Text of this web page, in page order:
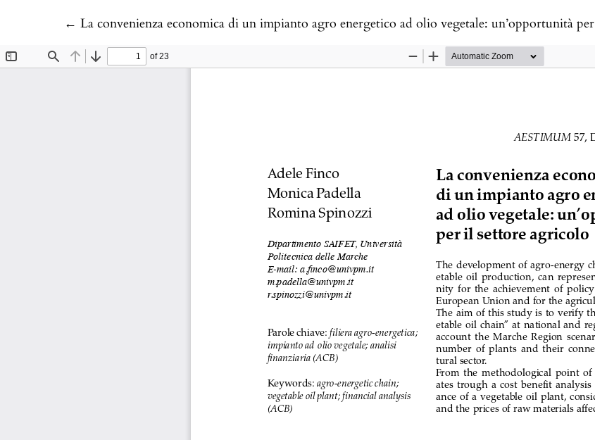
← Return to Article Details
La convenienza economica di un impianto agro energetico ad olio vegetale: un’opportunità